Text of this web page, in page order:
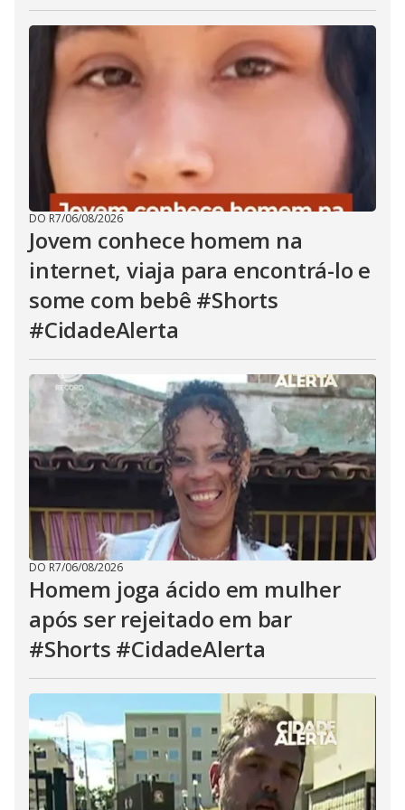
DO R7/06/08/2026
Jovem conhece homem na
internet, viaja para encontrá-lo e
some com bebê #Shorts
#CidadeAlerta
DO R7/06/08/2026
Homem joga ácido em mulher
após ser rejeitado em bar
#Shorts #CidadeAlerta